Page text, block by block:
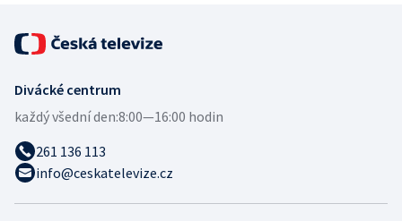
Divácké centrum
každý všední den:8:00—16:00 hodin
261 136 113
info@ceskatelevize.cz